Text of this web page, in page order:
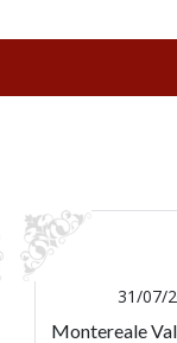
31/07/
Montereale